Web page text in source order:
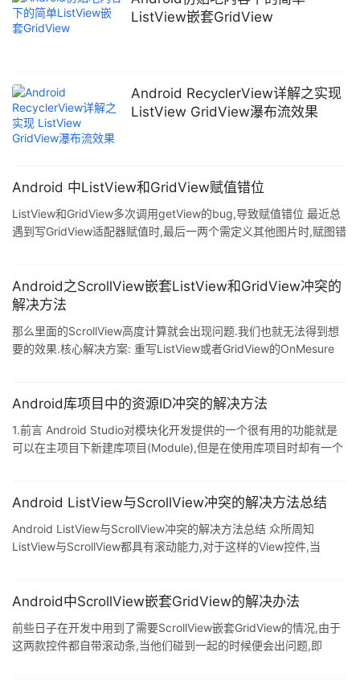
列表控件的高度. 有两种解决方案 方案一 在适配器赋值完成后代码
动态计算列表的高度.这里贴出ListView的计算代
ListView嵌套GridView
Android RecyclerView详解之实现
ListView GridView瀑布流效果
Android 中ListView和GridView赋值错位
ListView和GridView多次调用getView的bug,导致赋值错位 最近总
遇到写GridView适配器赋值时,最后一两个需定义其他图片时,赋图错
用的是wrap_content,高度不确定,导致系统需要不断地测量,也就多
次调用onMeasure方法,所以就多次调用getView. 2.解决 很简单,把
Android之ScrollView嵌套ListView和GridView冲突的
解决方法
那么里面的ScrollView高度计算就会出现问题.我们也就无法得到想
要的效果.核心解决方案: 重写ListView或者GridView的OnMesure
super(context); } public MyListView(Conte
Android库项目中的资源ID冲突的解决方法
1.前言 Android Studio对模块化开发提供的一个很有用的功能就是
可以在主项目下新建库项目(Module),但是在使用库项目时却有一个
的存在. 比如,在新建的库项目中使用如下代码: public void
R.id.button_1: break;
Android ListView与ScrollView冲突的解决方法总结
Android ListView与ScrollView冲突的解决方法总结 众所周知
ListView与ScrollView都具有滚动能力,对于这样的View控件,当
常滑动 解决方式一: ScrollView+LinearLayout+ListView可以换成
Android中ScrollView嵌套GridView的解决办法
前些日子在开发中用到了需要ScrollView嵌套GridView的情况,由于
这两款控件都自带滚动条,当他们碰到一起的时候便会出问题,即